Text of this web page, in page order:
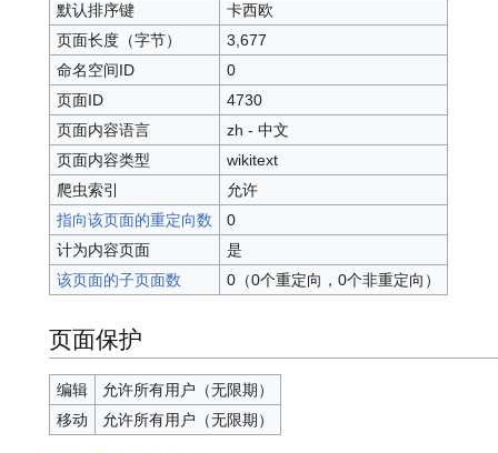
默认排序键
卡西欧
页面长度（字节）
3,677
命名空间ID
0
页面ID
4730
页面内容语言
zh - 中文
页面内容类型
wikitext
爬虫索引
允许
指向该页面的重定向数
0
计为内容页面
是
该页面的子页面数
0（0个重定向，0个非重定向）
页面保护
编辑
允许所有用户​（无限期）
移动
允许所有用户​（无限期）